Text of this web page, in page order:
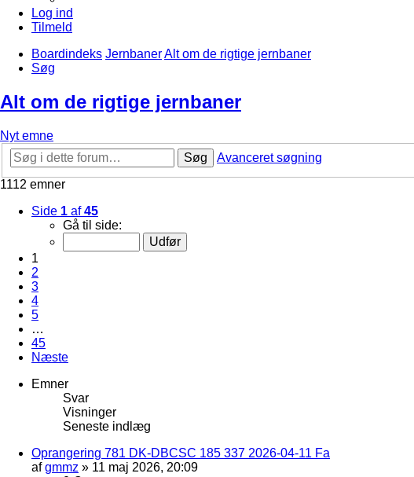
Log ind
Tilmeld
Boardindeks JernbanerAlt om de rigtige jernbaner
Søg
Alt om de rigtige jernbaner
Nyt emne
Søg
Avanceret søgning
1112 emner
Side 1 af45
Gå til side:
1
2
3
4
5
…
45
Næste
Emner
Svar
Visninger
Seneste indlæg
Oprangering 781 DK-DBCSC 185 337 2026-04-11 Fa
afgmmz » 11 maj 2026, 20:09